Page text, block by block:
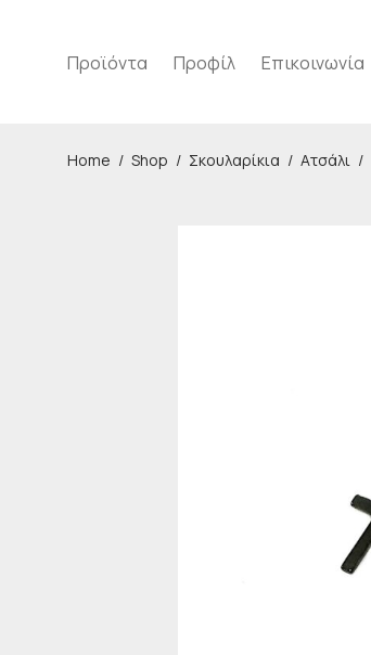
Προϊόντα Προφίλ Επικοινωνία
Home / Shop / Σκουλαρίκια / Ατσάλι /